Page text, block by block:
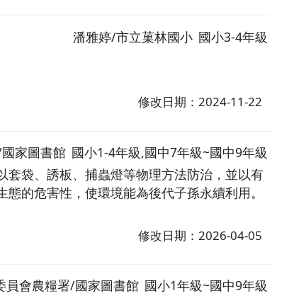
潘雅婷/市立菓林國小 國小3-4年級
修改日期：2024-11-22
家圖書館 國小1-4年級,國中7年級~國中9年級
袋、誘板、捕蟲燈等物理方法防治，並以有
的危害性，使環境能為後代子孫永續利用。
修改日期：2026-04-05
員會農糧署/國家圖書館 國小1年級~國中9年級